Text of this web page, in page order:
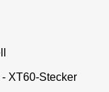
XT60-Stecker